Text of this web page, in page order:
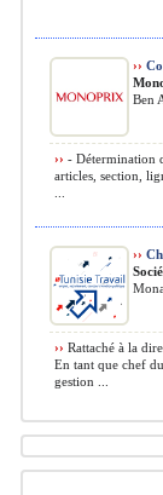
››
Ben
›› - Détermination
articles, section,
››
›› Rattaché à la
En tant que chef
gestion ...